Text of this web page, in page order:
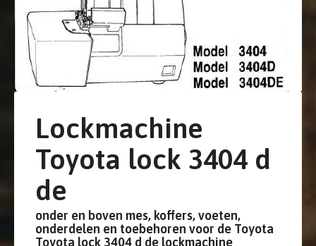
Lockmachine
Toyota lock 3404 d
de
onder en boven mes, koffers, voeten,
onderdelen en toebehoren voor de Toyota
Toyota lock 3404 d de lockmachine